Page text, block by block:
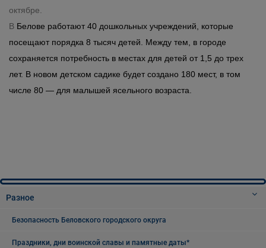
октябре.
В Белове работают 40 дошкольных учреждений, которые
посещают порядка 8 тысяч детей. Между тем, в городе
сохраняется потребность в местах для детей от 1,5 до трех
лет. В новом детском садике будет создано 180 мест, в том
числе 80 — для малышей ясельного возраста.
Разное
Безопасность Беловского городского округа
Праздники, дни воинской славы и памятные даты*